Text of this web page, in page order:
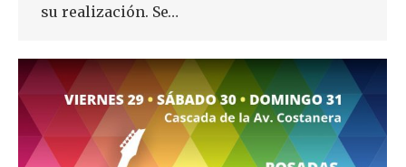
su realización. Se…